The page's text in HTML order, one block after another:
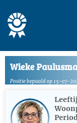
Wieke Paulusma
Positie bepaald op 15-07-